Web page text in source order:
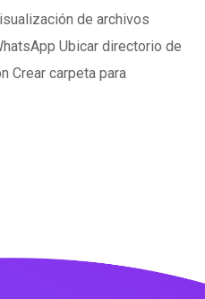
de archivos
Ubicar directorio de
Crear carpeta para